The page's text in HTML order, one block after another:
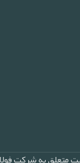
متعلق به شرکت